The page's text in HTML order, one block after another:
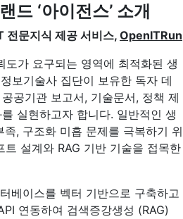
드 ‘아이전스’ 소개
전문지식 제공 서비스, OpenITRun
도가 요구되는 영역에 최적화된 생
보기술사 집단이 보유한 독자 데
공기관 보고서, 기술문서, 정책 제
실현하고자 합니다. 일반적인 생
, 구조화 미흡 문제를 극복하기 위
설계와 RAG 기반 기술을 접목한
베이스를 벡터 기반으로 구축하고
연동하여 검색증강생성 (RAG)